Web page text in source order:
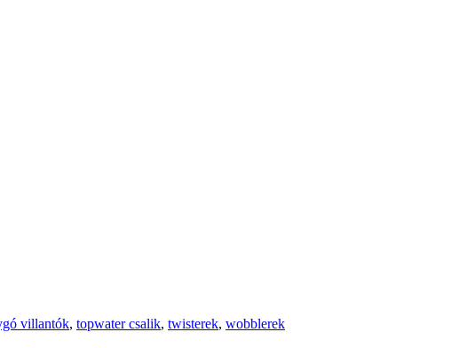
villantók, topwater csalik, twisterek, wobblerek